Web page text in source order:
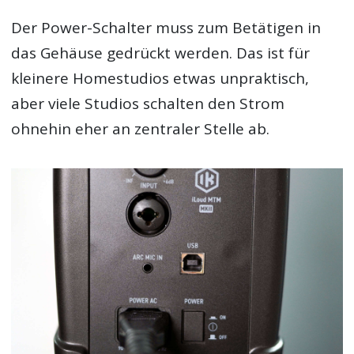
Der Power-Schalter muss zum Betätigen in
das Gehäuse gedrückt werden. Das ist für
kleinere Homestudios etwas unpraktisch,
aber viele Studios schalten den Strom
ohnehin eher an zentraler Stelle ab.